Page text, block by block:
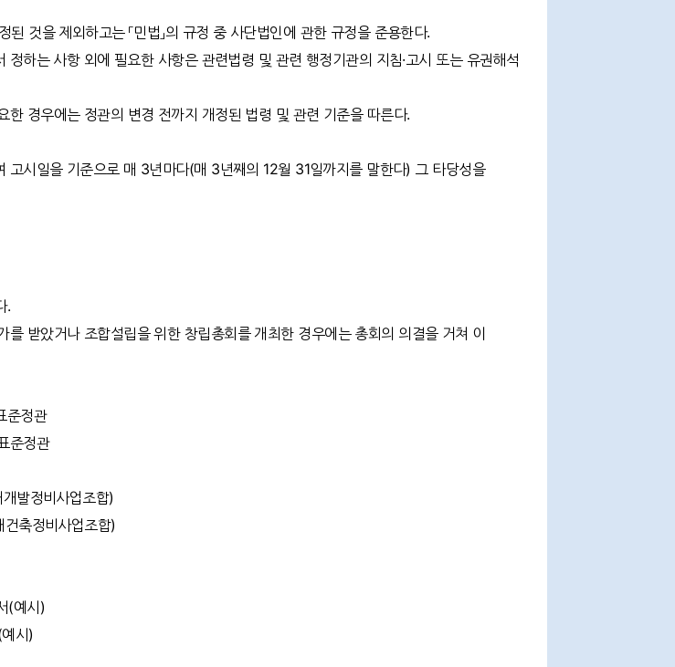
것을 제외하고는 「민법」의 규정 중 사단법인에 관한 규정을 준용한다.
하는 사항 외에 필요한 사항은 관련법령 및 관련 행정기관의 지침·고시 또는 유권해석
경우에는 정관의 변경 전까지 개정된 법령 및 관련 기준을 따른다.
시일을 기준으로 매 3년마다(매 3년째의 12월 31일까지를 말한다) 그 타당성을
.
받았거나 조합설립을 위한 창립총회를 개최한 경우에는 총회의 의결을 거쳐 이
준정관
준정관
발정비사업조합)
축정비사업조합)
(예시)
시)